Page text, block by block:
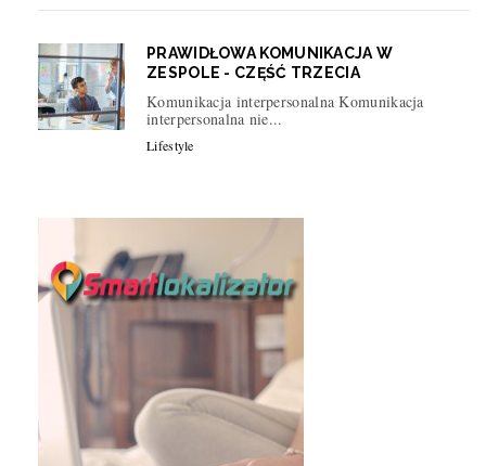
PRAWIDŁOWA KOMUNIKACJA W
ZESPOLE - CZĘŚĆ TRZECIA
Komunikacja interpersonalna Komunikacja
interpersonalna nie...
Lifestyle